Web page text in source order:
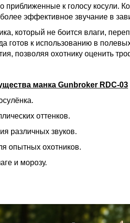
приближенные к голосу косули.
эффективное звучание в
который не боится влаги,
готов к использованию в
позволяя охотнику оценить
манка Gunbroker RDC-03
оттенков.
различных звуков.
опытных охотников.
и морозу.